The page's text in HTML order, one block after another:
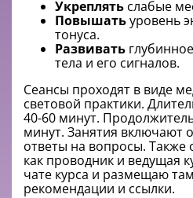
Укреплять слабые
Повышатьуровень
тонуса.
Развивать
тела и его сигналов.
Сеансы проходят в виде
световой практики.
40-60 минут.
минут. Занятия включают
ответы на вопросы. Также
как проводник и ведущая
чате курса и размещаю
рекомендации и ссылки.